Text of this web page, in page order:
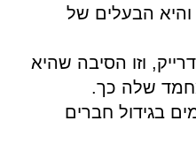
הבעלים של
וזו הסיבה שהיא
שלה כך.
בגידול חברים